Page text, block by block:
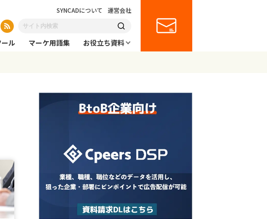
SYNCADについて 運営会社
ル マーケ用語集
お役立ち資料